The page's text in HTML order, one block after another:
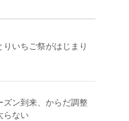
りいちご祭がはじまり
ズン到来、からだ調整
らない